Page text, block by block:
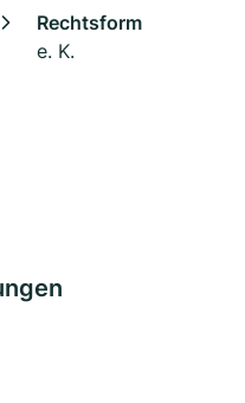
Rechtsform
e. K.